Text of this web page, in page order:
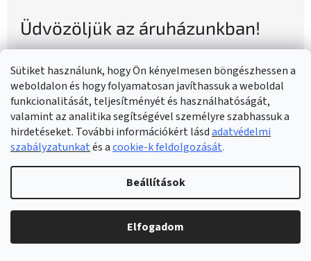
Sütiket használunk, hogy Ön kényelmesen böngészhessen a
weboldalon és hogy folyamatosan javíthassuk a weboldal
funkcionalitását, teljesítményét és használhatóságát,
valamint az analitika segítségével személyre szabhassuk a
hirdetéseket. További információkért lásdadatvédelmi
szabályzatunkatés acookie-k feldolgozását.
Beállítások
Elfogadom
Üdvözöljük az áruházunkban!
kiemelkedő szakértője egy helyen. Éjjel-nappal azon
dolgozunk, hogy megtaláljuk, megalkossuk és kiszállítsuk a
legújabb és legnépszerűbb termékeket minden alkalomra,
például születésnapokra, évfordulókra, esküvőkre, Valentin-
napra és még sok másra.
lakberendezési tárgyak, kütyük, kerti bútorok és még sok más
kütyüket és egyedi darabokat találja meg az összes barátjának
és családtagjának kényelmesen, egy helyen. Az